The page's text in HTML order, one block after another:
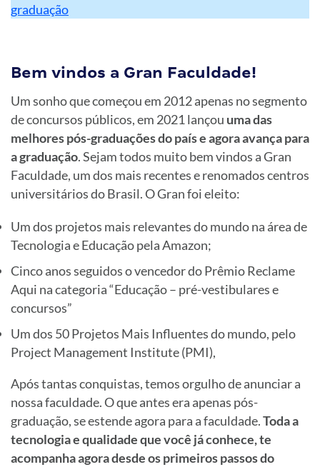
graduação
Bem vindos a Gran Faculdade!
Um sonho que começou em 2012 apenas no segmento
de concursos públicos, em 2021 lançou uma das
melhores pós-graduações do país e agora avança para
a graduação. Sejam todos muito bem vindos a Gran
Faculdade, um dos mais recentes e renomados centros
universitários do Brasil. O Gran foi eleito:
Um dos projetos mais relevantes do mundo na área de
Tecnologia e Educação pela Amazon;
Cinco anos seguidos o vencedor do Prêmio Reclame
Aqui na categoria “Educação – pré-vestibulares e
concursos”
Um dos 50 Projetos Mais Influentes do mundo, pelo
Project Management Institute (PMI),
Após tantas conquistas, temos orgulho de anunciar a
nossa faculdade. O que antes era apenas pós-
graduação, se estende agora para a faculdade.Toda a
tecnologia e qualidade que você já conhece, te
acompanha agora desde os primeiros passos do